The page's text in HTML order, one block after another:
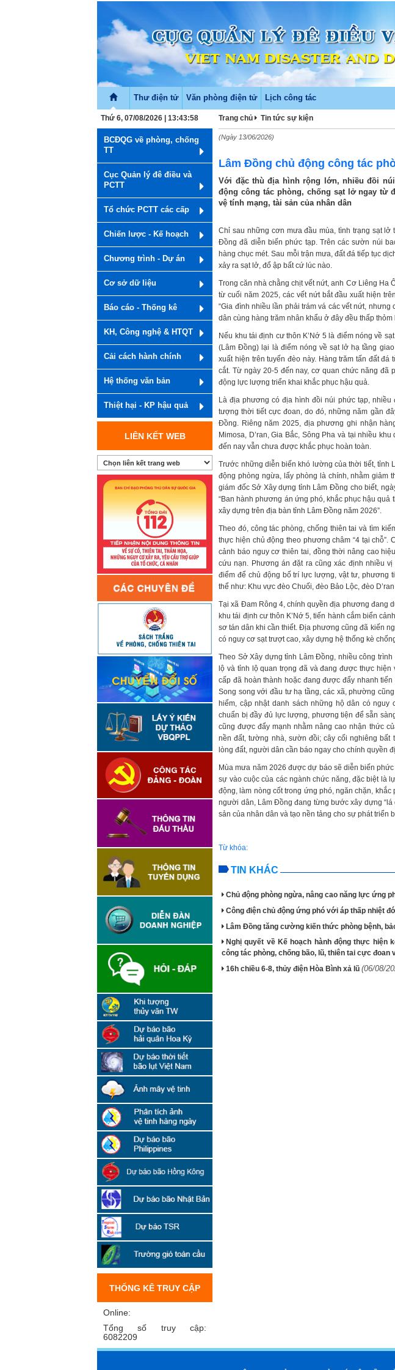
Thư điện tử Văn phòng điện tử Lịch công tác
Thứ 6, 07/08/2026 | 13:43:58 Trang chủ Tin tức sự kiện
BCĐQG về phòng, chống
TT
Cục Quản lý đê điều và
PCTT
Tổ chức PCTT các cấp
Chiến lược - Kế hoạch
Chương trình - Dự án
Cơ sở dữ liệu
Báo cáo - Thống kê
KH, Công nghệ & HTQT
Cải cách hành chính
Hệ thống văn bản
Thiệt hại - KP hậu quả
LIÊN KẾT WEB
THỐNG KÊ TRUY CẬP
Online:
Tổng số truy cập:
6082209
(Ngày 13/06/2026)
Lâm Đồng chủ động công tác
Với đặc thù địa hình rộng lớn, nhiều đồi
động công tác phòng, chống sạt lở ngay từ
vệ tính mạng, tài sản của nhân dân
Chỉ sau những cơn mưa đầu mùa, tình trạng sạt
Đồng đã diễn biến phức tạp. Trên các sườn núi
hàng chục mét. Sau mỗi trận mưa, đất đá tiếp tục
xảy ra sạt lở, đổ ập bất cứ lúc nào.
Trong căn nhà chằng chịt vết nứt, anh Cơ Liêng Ha
từ cuối năm 2025, các vết nứt bắt đầu xuất hiện
“Gia đình nhiều lần phải trám vá các vết nứt,
dân cùng hàng trăm nhân khẩu ở đây đều thấp
Nếu khu tái định cư thôn K’Nớ 5 là điểm nóng về
(Lâm Đồng) lại là điểm nóng về sạt lở hạ tầng
xuất hiện trên tuyến đèo này. Hàng trăm tấn đất
cắt. Từ ngày 20-5 đến nay, cơ quan chức năng
động lực lượng triển khai khắc phục hậu quả.
Là địa phương có địa hình đồi núi phức tạp,
tượng thời tiết cực đoan, do đó, những năm gần
Đồng. Riêng năm 2025, địa phương ghi nhận
Mimosa, D’ran, Gia Bắc, Sông Pha và tại nhiều
đến nay vẫn chưa được khắc phục hoàn toàn.
Trước những diễn biến khó lường của thời tiết, tỉnh
động phòng ngừa, lấy phòng là chính, nhằm giảm
giám đốc Sở Xây dựng tỉnh Lâm Đồng cho biết,
“Ban hành phương án ứng phó, khắc phục hậu quả
xây dựng trên địa bàn tỉnh Lâm Đồng năm 2026”.
Theo đó, công tác phòng, chống thiên tai và tìm
thực hiện chủ động theo phương châm “4 tại
cảnh báo nguy cơ thiên tai, đồng thời nâng cao
cứu nạn. Phương án đặt ra cũng xác định nhiều
điểm để chủ động bố trí lực lượng, vật tư, phương
thể như: Khu vực đèo Chuối, đèo Bảo Lộc, đèo
Tại xã Đam Rông 4, chính quyền địa phương đang
khu tái định cư thôn K’Nớ 5, tiến hành cắm biển
sơ tán dân khi cần thiết. Địa phương cũng đã kiến
có nguy cơ sạt trượt cao, xây dựng hệ thống kè
Theo Sở Xây dựng tỉnh Lâm Đồng, nhiều công
lộ và tỉnh lộ quan trọng đã và đang được thực
cấp đã hoàn thành hoặc đang được đẩy nhanh
Song song với đầu tư hạ tầng, các xã, phường
hiểm, cập nhật danh sách những hộ dân có
chuẩn bị đầy đủ lực lượng, phương tiện để sẵn
cũng được đẩy mạnh nhằm nâng cao nhận thức
nền đất, tường nhà, sườn đồi; cây cối nghiêng
lòng đất, người dân cần báo ngay cho chính quyền
Mùa mưa năm 2026 được dự báo sẽ diễn biến
sự vào cuộc của các ngành chức năng, đặc biệt là
động, làm nòng cốt trong ứng phó, ngăn chặn,
người dân, Lâm Đồng đang từng bước xây dựng
sản của nhân dân và tạo nền tảng cho sự phát
Từ khóa:
TIN KHÁC
Chủ động phòng ngừa, nâng cao năng lực ứng
Công điện chủ động ứng phó với áp thấp nhiệt
Lâm Đồng tăng cường kiến thức phòng bệnh,
Nghị quyết về Kế hoạch hành động thực hiện
công tác phòng, chống bão, lũ, thiên tai cực đoan
16h chiều 6-8, thủy điện Hòa Bình xả lũ(06/08/